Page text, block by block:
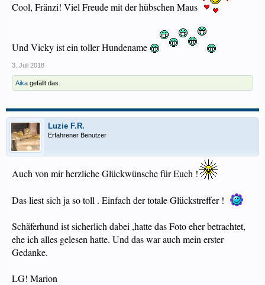
Cool, Fränzi! Viel Freude mit der hübschen Maus
Und Vicky ist ein toller Hundename
3. Juli 2018
Aika gefällt das.
Luzie F.R.
Erfahrener Benutzer
Auch von mir herzliche Glückwünsche für Euch !
Das liest sich ja so toll . Einfach der totale Glückstreffer !
Schäferhund ist sicherlich dabei ,hatte das Foto eher betrachtet,
ehe ich alles gelesen hatte. Und das war auch mein erster
Gedanke.
LG! Marion